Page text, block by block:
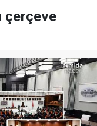
çerçeve